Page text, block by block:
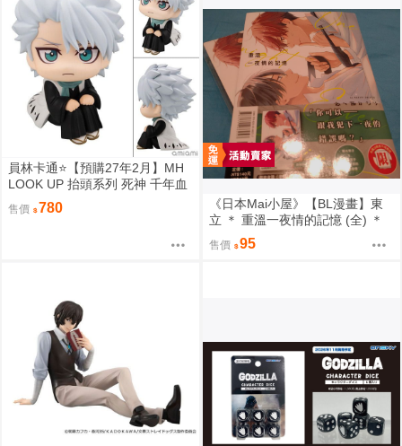
員林卡通⭐️【預購27年2月】MH
LOOK UP 抬頭系列 死神 千年血
戰篇 日番谷冬獅郎 0813
售價 780
《日本Mai小屋》【BL漫畫】東
立 ＊ 重溫一夜情的記憶 (全) ＊
作者：志々藤からり
售價 95